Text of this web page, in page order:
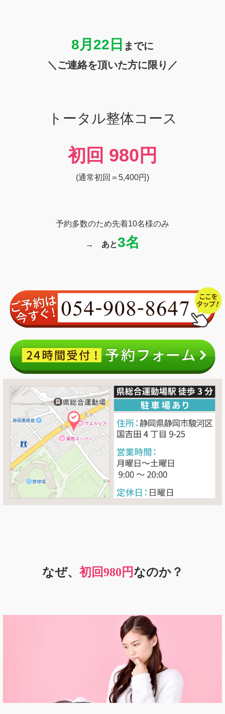
8月22 日 までに
＼ご連絡を頂いた方に限り／
トータル整体コース
初回 980円
(通常初回＝5,400円)
予約多数のため先着10名様のみ
→ あと3名
なぜ、 初回980円なのか？